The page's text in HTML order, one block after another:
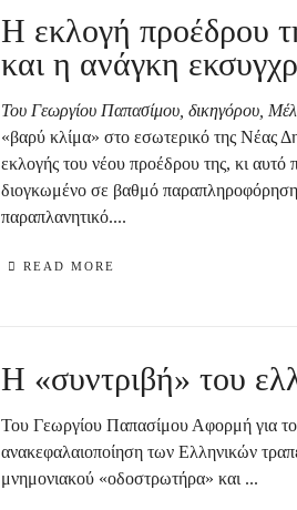
Η εκλογή προέδρου
και η ανάγκη
Του Γεωργίου Παπασίμου, δικηγόρου,
«βαρύ κλίμα» στο εσωτερικό της Νέας
εκλογής του νέου προέδρου της, κι αυτό
διογκωμένο σε βαθμό
παραπλανητικό....
READ MORE
H «συντριβή» του
Του Γεωργίου Παπασίμου Αφορμή για
ανακεφαλαιοποίηση των Ελληνικών
μνημονιακού «οδοστρωτήρα» και ...